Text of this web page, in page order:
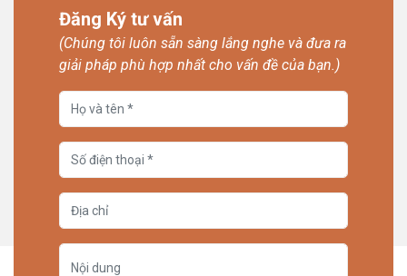
Đăng Ký tư vấn
(Chúng tôi luôn sẵn sàng lắng nghe và đưa ra
giải pháp phù hợp nhất cho vấn đề của bạn.)